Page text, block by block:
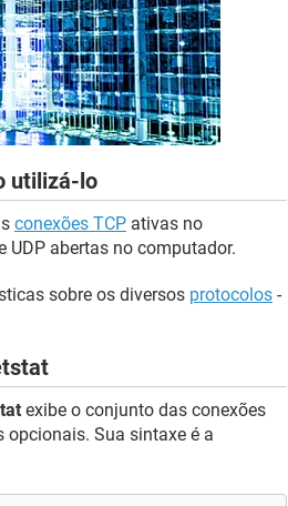
utilizá-lo
conexões TCP ativas no
UDP abertas no computador.
sobre os diversos protocolos -
exibe o conjunto das conexões
Sua sintaxe é a